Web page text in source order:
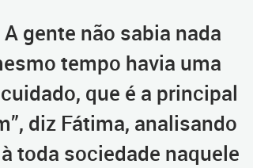
gente não sabia nada
tempo havia uma
que é a principal
diz Fátima, analisando
toda sociedade naquele